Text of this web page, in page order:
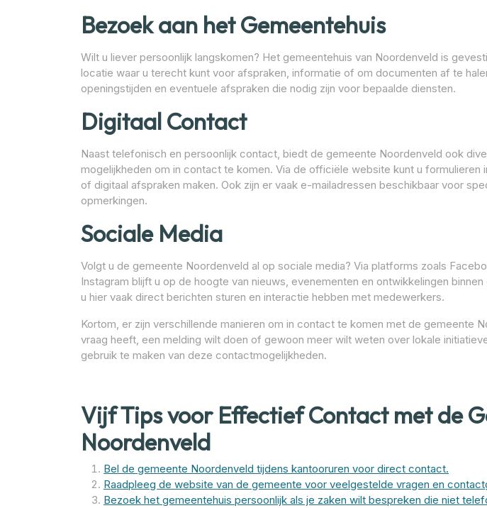
Bezoek aan het Gemeentehuis
Wilt u liever persoonlijk langskomen? Het gemeentehuis van Noordenveld is
locatie waar u terecht kunt voor afspraken, informatie of om documenten af te
openingstijden en eventuele afspraken die nodig zijn voor bepaalde diensten.
Digitaal Contact
Naast telefonisch en persoonlijk contact, biedt de gemeente Noordenveld ook
mogelijkheden om in contact te komen. Via de officiële website kunt u formulieren
of digitaal afspraken maken. Ook zijn er vaak e-mailadressen beschikbaar voor
opmerkingen.
Sociale Media
Volgt u de gemeente Noordenveld al op sociale media? Via platforms zoals
Instagram blijft u op de hoogte van nieuws, evenementen en ontwikkelingen
u hier vaak direct berichten sturen en interactie hebben met medewerkers.
Kortom, er zijn verschillende manieren om in contact te komen met de gemeente
vraag heeft, een melding wilt doen of gewoon meer wilt weten over lokale
gebruik te maken van deze contactmogelijkheden.
Vijf Tips voor Effectief Contact met de
Noordenveld
Bel de gemeente Noordenveld tijdens kantooruren voor direct contact.
Raadpleeg de website van de gemeente voor veelgestelde vragen en
Bezoek het gemeentehuis persoonlijk als je zaken wilt bespreken die niet